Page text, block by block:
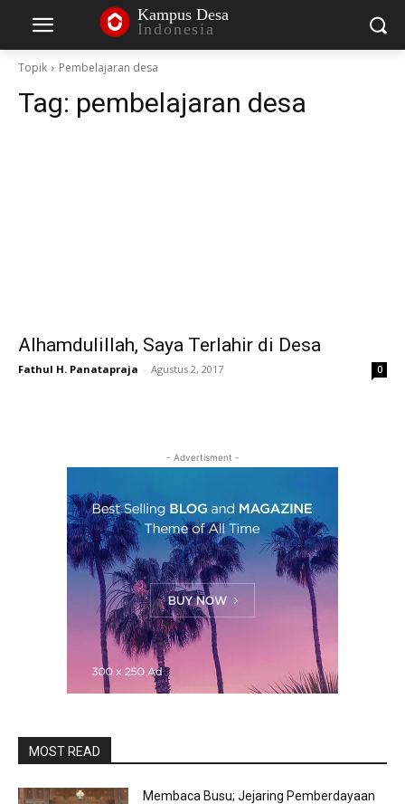
Kampus Desa
Indonesia
Topik Pembelajaran desa
Tag: pembelajaran desa
Alhamdulillah, Saya Terlahir di Desa
Fathul H. Panatapraja - Agustus 2, 2017 0
- Advertisment -
MOST READ
Membaca Busu; Jejaring Pemberdayaan